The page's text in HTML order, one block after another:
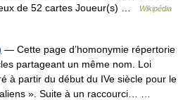
de 52 cartes Joueur(s) …
Wikipédia
— Cette page d’homonymie répertorie
partageant un même nom. Loi
à partir du début du IVe siècle pour le
». Suite à un raccourci… …